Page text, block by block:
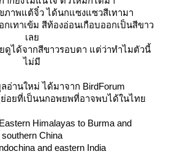
ภาพแต้จิ๋ว ได้นกแซงแซวสีเทามา
กเทาเข้ม สีท้องอ่อนเกือบออกเป็นสีขาว
เล
ดูได้จากสีขาวรอบตา แต่ว่าทำไมตัวนี้
ไม่มี
อ่านใหม่ ได้มาจาก BirdForum
ย่อยที่เป็นนกอพยพที่อาจพบได้ในไท
Himalayas to Burma and
southern China
and eastern India